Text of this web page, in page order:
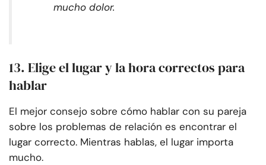
mucho dolor.
13. Elige el lugar y la hora correctos para
hablar
El mejor consejo sobre cómo hablar con su pareja
sobre los problemas de relación es encontrar el
lugar correcto. Mientras hablas, el lugar importa
mucho.